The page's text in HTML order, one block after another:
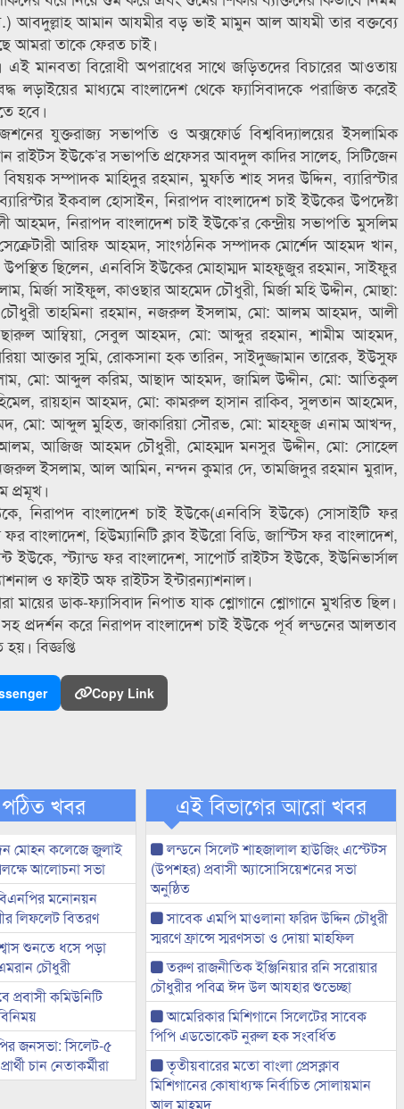
আবদুল্লাহ আমান আযমীর বড় ভাই মামুন আল আযমী তার বক্তব্যে
আমরা তাকে ফেরত চাই।
মানবতা বিরোধী অপরাধের সাথে জড়িতদের বিচারের আওতায়
মাধ্যমে বাংলাদেশ থেকে ফ্যাসিবাদকে পরাজিত করেই
হবে।
যুক্তরাজ্য সভাপতি ও অক্সফোর্ড বিশ্ববিদ্যালয়ের ইসলামিক
রাইটস ইউকে’র সভাপতি প্রফেসর আবদুল কাদির সালেহ, সিটিজেন
সম্পাদক মাহিদুর রহমান, মুফতি শাহ সদর উদ্দিন, ব্যারিস্টার
ইকবাল হোসাইন, নিরাপদ বাংলাদেশ চাই ইউকের উপদেষ্টা
নিরাপদ বাংলাদেশ চাই ইউকে’র কেন্দ্রীয় সভাপতি মুসলিম
আরিফ আহমদ, সাংগঠনিক সম্পাদক মোর্শেদ আহমদ খান,
ছিলেন, এনবিসি ইউকের মোহাম্মদ মাহফুজুর রহমান, সাইফুর
সাইফুল, কাওছার আহমেদ চৌধুরী, মির্জা মহি উদ্দীন, মোছা:
চৌধুরী তাহমিনা রহমান, নজরুল ইসলাম, মো: আলম আহমদ, আলী
আম্বিয়া, সেবুল আহমদ, মো: আব্দুর রহমান, শামীম আহমদ,
সুমি, রোকসানা হক তারিন, সাইদুজ্জামান তারেক, ইউসুফ
মো: আব্দুল করিম, আছাদ আহমদ, জামিল উদ্দীন, মো: আতিকুল
রায়হান আহমদ, মো: কামরুল হাসান রাকিব, সুলতান আহমেদ,
আব্দুল মুহিত, জাকারিয়া সৌরভ, মো: মাহফুজ এনাম আখন্দ,
আজিজ আহমদ চৌধুরী, মোহম্মদ মনসুর উদ্দীন, মো: সোহেল
ইসলাম, আল আমিন, নন্দন কুমার দে, তামজিদুর রহমান মুরাদ,
প্রমূখ।
নিরাপদ বাংলাদেশ চাই ইউকে(এনবিসি ইউকে) সোসাইটি ফর
বাংলাদেশ, হিউম্যানিটি ক্লাব ইউরো বিডি, জাস্টিস ফর বাংলাদেশ,
ইউকে, স্ট্যান্ড ফর বাংলাদেশ, সাপোর্ট রাইটস ইউকে, ইউনিভার্সাল
ও ফাইট অফ রাইটস ইন্টারন্যাশনাল।
মায়ের ডাক-ফ্যাসিবাদ নিপাত যাক শ্লোগানে শ্লোগানে মুখরিত ছিল।
প্রদর্শন করে নিরাপদ বাংলাদেশ চাই ইউকে পূর্ব লন্ডনের আলতাব
বিজ্ঞপ্তি
Copy Link
পঠিত খবর
মোহন কলেজে জুলাই
আলোচনা সভা
মনোনয়ন
লিফলেট বিতরণ
শুনতে ধসে পড়া
চৌধুরী
প্রবাসী কমিউনিটি
জনসভা: সিলেট-৫
চান নেতাকর্মীরা
এই বিভাগের আরো খবর
লন্ডনে সিলেট শাহজালাল হাউজিং এস্টেটস
(উপশহর) প্রবাসী অ্যাসোসিয়েশনের সভা
অনুষ্ঠিত
সাবেক এমপি মাওলানা ফরিদ উদ্দিন চৌধুরী
স্মরণে ফ্রান্সে স্মরণসভা ও দোয়া মাহফিল
তরুণ রাজনীতিক ইঞ্জিনিয়ার রনি সরোয়ার
চৌধুরীর পবিত্র ঈদ উল আযহার শুভেচ্ছা
আমেরিকার মিশিগানে সিলেটের সাবেক
পিপি এডভোকেট নুরুল হক সংবর্ধিত
তৃতীয়বারের মতো বাংলা প্রেসক্লাব
মিশিগানের কোষাধ্যক্ষ নির্বাচিত সোলায়মান
আল মাহমুদ